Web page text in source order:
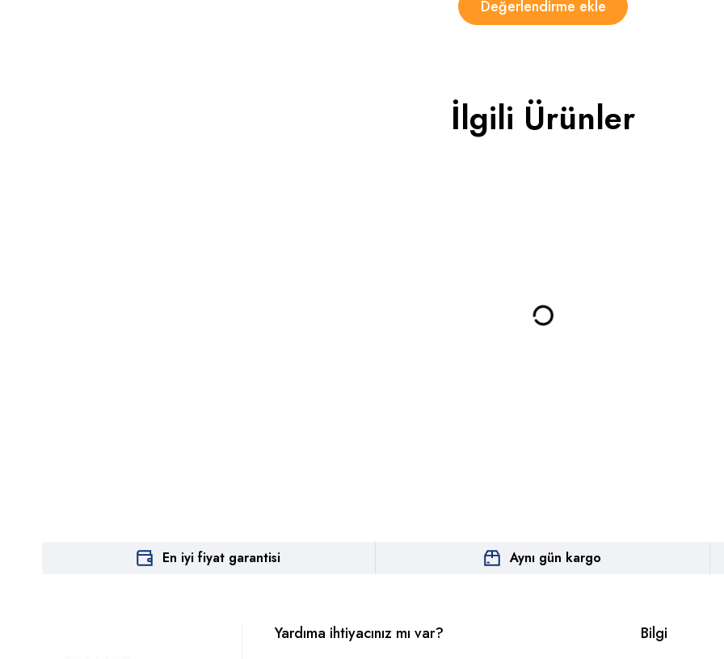
İlgili Ürünler
En iyi fiyat garantisi Aynı gün kargo
Yardıma ihtiyacınız mı var? Bilgi